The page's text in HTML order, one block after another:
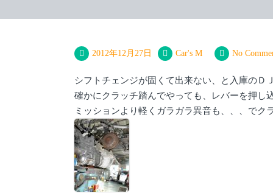
2012年12月27日 Car's M No
シフトチェンジが固くて出来ない、と入庫のＤ
確かにクラッチ踏んでやっても、レバーを押し
ミッションより軽くガラガラ異音も、、、でク